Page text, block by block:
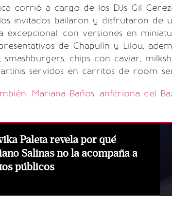
corrió a cargo de los DJs Gil
los invitados bailaron y disfrutaron de
excepcional, con versiones en
de Chapulín y Lilou,
smashburgers, chips con caviar,
servidos en carritos de room
Mariana Baños, anfitriona del
Paleta revela por qué
Salinas no la acompaña a
públicos